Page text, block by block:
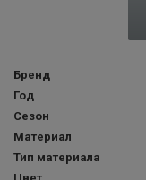
Бренд
Год
Сезон
Материал
Тип материала